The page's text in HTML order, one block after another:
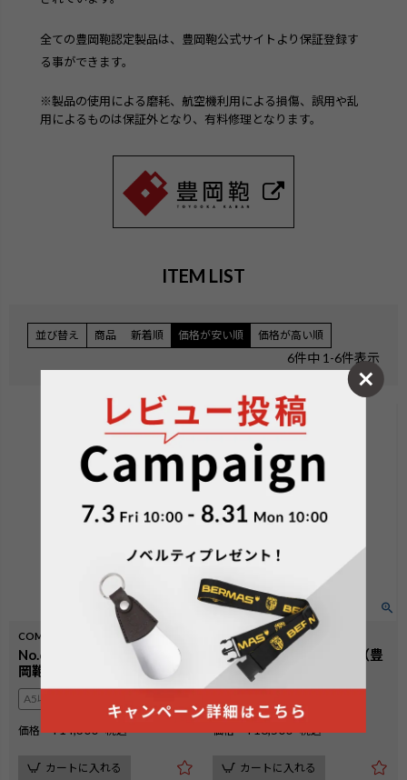
全ての豊岡鞄認定製品は、豊岡鞄公式サイトより保証登録す
る事ができます。
※製品の使用による磨耗、航空機利用による損傷、誤用や乱
用によるものは保証外となり、有料修理となります。
ITEM LIST
並び替え 商品 新着順 価格が安い順 価格が高い順
6件中 1 -6件表示
COMMUTEⅡ
No.60607：ミニトート（豊
岡鞄）
A5収納可
価格 ¥14,300 税込
カートに入れる
COMMUTEⅡ
No.60604：横型トート（豊
岡鞄）
価格 ¥16,500 税込
カートに入れる